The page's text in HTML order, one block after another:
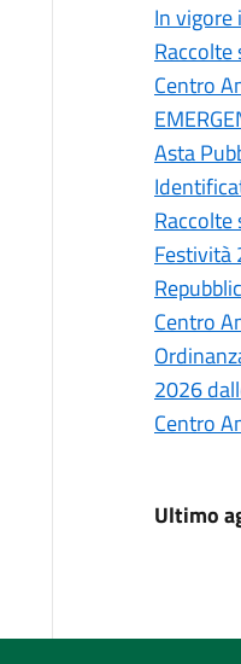
In
Centro
Asta
Festività
Centro
2026
Centro
Ultimo